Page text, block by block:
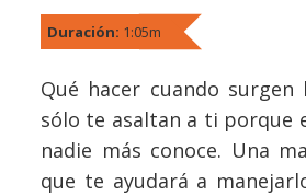
Duración: 1:05m
Qué hacer cuando surgen
sólo te asaltan a ti porque
nadie más conoce. Una
que te ayudará a